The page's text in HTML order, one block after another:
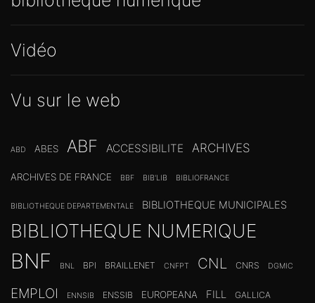
Vidéo
Vu sur le web
ABD ABES ABF ACCESSIBILITE ARCHIVES
ARCHIVES DE FRANCE BBF BIB'LIB BIBLIOFRANCE
BIBLIOTHEQUE DEPARTEMENTALE BIBLIOTHEQUE MUNICIPALES
BIBLIOTHEQUE NUMERIQUE
BNF BNL BPI BRAILLENET CNFPT CNL CNRS DGMIC
EMPLOI ENNSIB ENSSIB EUROPEANA FILL GALLICA